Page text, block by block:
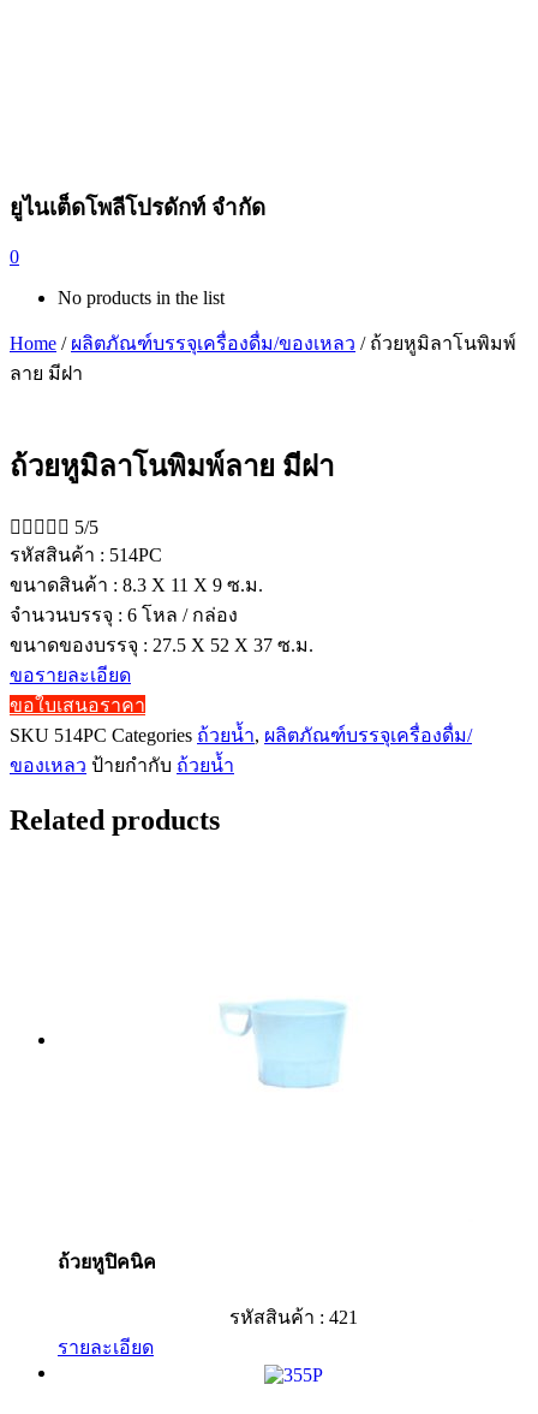
ยูไนเต็ดโพลีโปรดักท์ จำกัด
0
No products in the list
Home / ผลิตภัณฑ์บรรจุเครื่องดื่ม/ของเหลว / ถ้วยหูมิลาโนพิมพ์
ลาย มีฝา
ถ้วยหูมิลาโนพิมพ์ลาย มีฝา
     5/5
รหัสสินค้า : 514PC
ขนาดสินค้า : 8.3 X 11 X 9 ซ.ม.
จำนวนบรรจุ : 6 โหล / กล่อง
ขนาดของบรรจุ : 27.5 X 52 X 37 ซ.ม.
ขอรายละเอียด
ขอใบเสนอราคา
SKU 514PC Categories ถ้วยน้ำ, ผลิตภัณฑ์บรรจุเครื่องดื่ม/
ของเหลว ป้ายกำกับ ถ้วยน้ำ
Related products
ถ้วยหูปิคนิค
รหัสสินค้า : 421
รายละเอียด